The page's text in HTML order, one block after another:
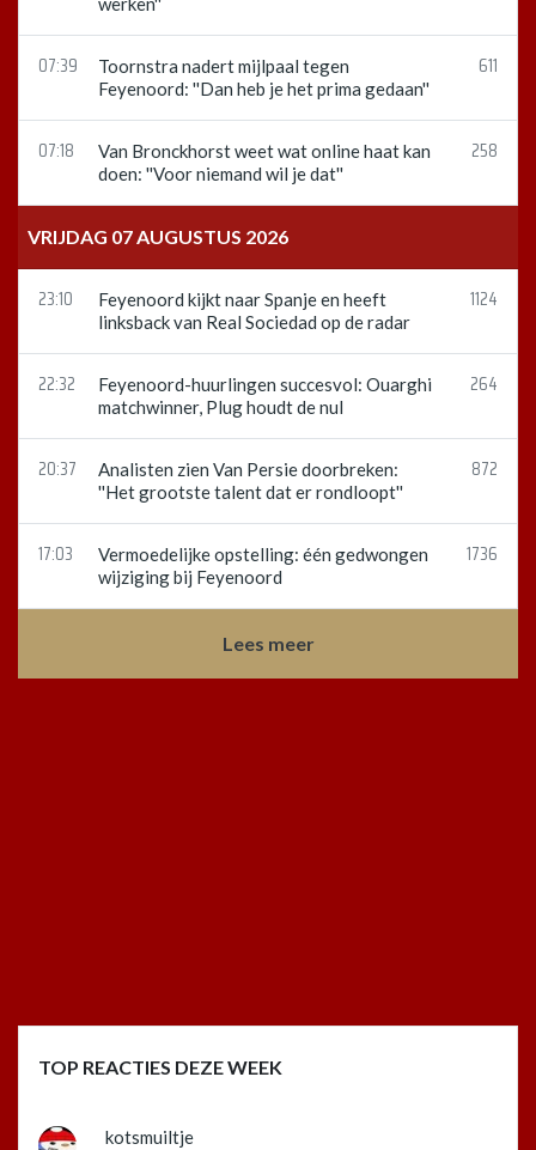
07:39
Toornstra nadert mijlpaal tegen
Feyenoord: ''Dan heb je het prima gedaan''
611
07:18
Van Bronckhorst weet wat online haat kan
doen: ''Voor niemand wil je dat''
258
VRIJDAG 07 AUGUSTUS 2026
23:10
Feyenoord kijkt naar Spanje en heeft
linksback van Real Sociedad op de radar
1124
22:32
Feyenoord-huurlingen succesvol: Ouarghi
matchwinner, Plug houdt de nul
264
20:37
Analisten zien Van Persie doorbreken:
''Het grootste talent dat er rondloopt''
872
17:03
Vermoedelijke opstelling: één gedwongen
wijziging bij Feyenoord
1736
Lees meer
TOP REACTIES DEZE WEEK
kotsmuiltje